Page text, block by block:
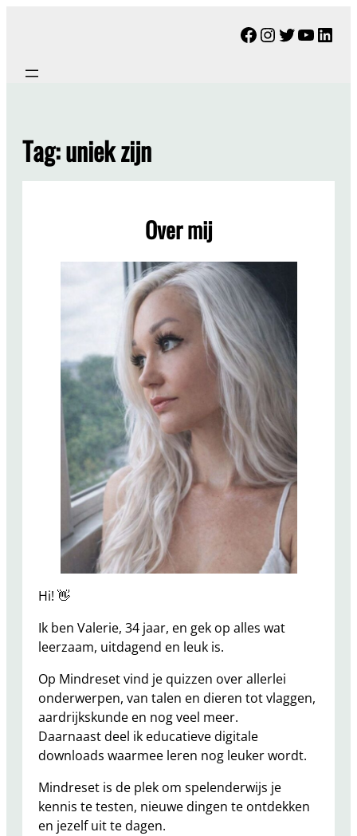
inhoud
Facebook
Instagram
Twitter
Tag:uniek zijn
Over mij
Hi! 👋
Ik ben Valerie, 34 jaar, en gek op alles wat
leerzaam, uitdagend en leuk is.
Op Mindreset vind je quizzen over allerlei
onderwerpen, van talen en dieren tot vlaggen,
aardrijkskunde en nog veel meer.
Daarnaast deel ik educatieve digitale
downloads waarmee leren nog leuker wordt.
Mindreset is de plek om spelenderwijs je
kennis te testen, nieuwe dingen te ontdekken
en jezelf uit te dagen.